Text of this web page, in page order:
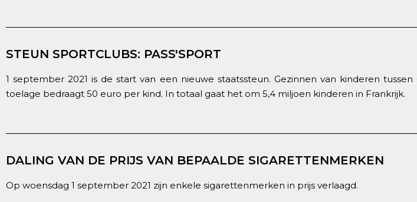
STEUN SPORTCLUBS: PASS'SPORT
1 september 2021 is de start van een nieuwe staatssteun. Gezinnen van kinderen
toelage bedraagt 50 euro per kind. In totaal gaat het om 5,4 miljoen kinderen in Frankrijk.
DALING VAN DE PRIJS VAN BEPAALDE SIGARETTENMERKEN
Op woensdag 1 september 2021 zijn enkele sigarettenmerken in prijs verlaagd.